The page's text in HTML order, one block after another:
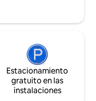
Estacionamiento
gratuito en las
instalaciones